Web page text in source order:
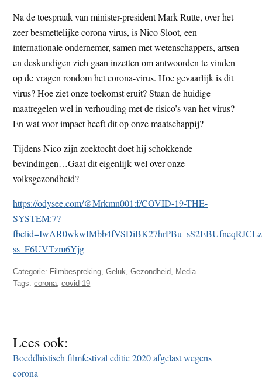
Na de toespraak van minister-president Mark Rutte, over het
zeer besmettelijke corona virus, is Nico Sloot, een
internationale ondernemer, samen met wetenschappers, artsen
en deskundigen zich gaan inzetten om antwoorden te vinden
op de vragen rondom het corona-virus. Hoe gevaarlijk is dit
virus? Hoe ziet onze toekomst eruit? Staan de huidige
maatregelen wel in verhouding met de risico’s van het virus?
En wat voor impact heeft dit op onze maatschappij?
Tijdens Nico zijn zoektocht doet hij schokkende
bevindingen…Gaat dit eigenlijk wel over onze
volksgezondheid?
https://odysee.com/@Mrkmn001:f/COVID-19-THE-
SYSTEM:7?
ss_F6UVTzm6Yjg
Categorie: Filmbespreking ,Geluk ,Gezondheid Media
Tags:corona ,covid 19
Lees ook:
Boeddhistisch filmfestival editie 2020 afgelast wegens
corona